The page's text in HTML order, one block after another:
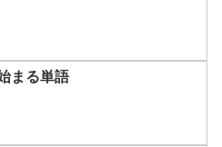
まる単語